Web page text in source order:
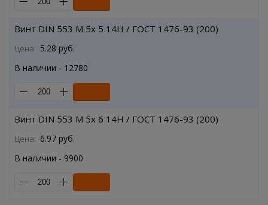
Винт DIN 553 M 5x 5 14H / ГОСТ 1476-93 (200)
Цена: 5.28 руб.
В наличии - 12780
Винт DIN 553 M 5x 6 14H / ГОСТ 1476-93 (200)
Цена: 6.97 руб.
В наличии - 9900